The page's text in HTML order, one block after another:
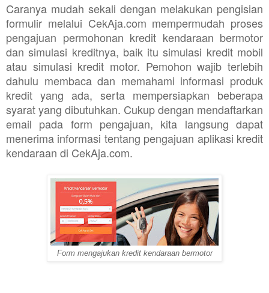
Caranya mudah sekali dengan melakukan pengisian
formulir melalui CekAja.com mempermudah proses
pengajuan permohonan kredit kendaraan bermotor
dan simulasi kreditnya, baik itu simulasi kredit mobil
atau simulasi kredit motor. Pemohon wajib terlebih
dahulu membaca dan memahami informasi produk
kredit yang ada, serta mempersiapkan beberapa
syarat yang dibutuhkan. Cukup dengan mendaftarkan
email pada form pengajuan, kita langsung dapat
menerima informasi tentang pengajuan aplikasi kredit
kendaraan di CekAja.com.
Form mengajukan kredit kendaraan bermotor